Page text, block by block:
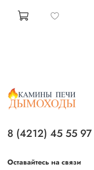
8 (4212) 45 55 97
Оставайтесь на связи